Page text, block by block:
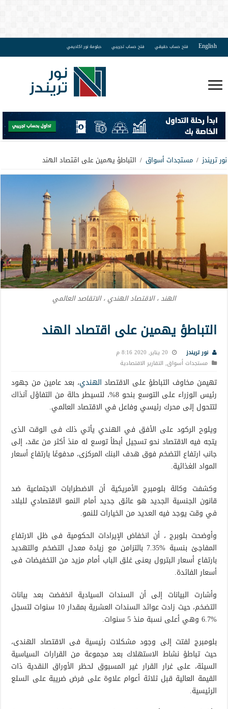
English فتح حساب حقيقي فتح حساب تجريبي دبلومة نور اكاديمي
نور تريندز / مستجدات أسواق / التباطؤ يهمين على اقتصاد الهند
الهند ، الاقتصاد الهندي ، الاتقاصد العالمي
التباطؤ يهمين على اقتصاد الهند
نور تريندز
20 يناير, 2020 8:16 م
مستجدات أسواق, التقارير الاقتصادية
تهيمن مخاوف التباطؤ على الاقتصاد الهندي، بعد عامين من جهود
رئيس الوزراء على التوسع بنحو 8%، لتسيطر حالة من التفاؤل آنذاك
لتتحول إلى محرك رئيسي وفاعل في الاقتصاد العالمي.
ويلوح الركود على الأفق في الهندي يأتي ذلك فى الوقت الذى
يتجه فيه الاقتصاد نحو تسجيل أبطأ توسع له منذ أكثر من عقد، إلى
جانب ارتفاع التضخم فوق هدف البنك المركزى، مدفوعًا بارتفاع أسعار
المواد الغذائية.
وكشفت وكالة بلومبرج الأمريكية أن الاضطرابات الاجتماعية ضد
قانون الجنسية الجديد هو عائق جديد أمام النمو الاقتصادي للبلاد
في وقت يوجد فيه العديد من الخيارات للنمو.
وأوضحت بلوبرج ، أن انخفاض الإيرادات الحكومية فى ظل الارتفاع
المفاجئ بنسبة %7.35 بالتزامن مع زيادة معدل التضخم والتهديد
بارتفاع أسعار البترول يعنى غلق الباب أمام مزيد من التخفيضات فى
أسعار الفائدة.
وأشارت البيانات إلى أن السندات السيادية انخفضت بعد بيانات
التضخم، حيث زادت عوائد السندات العشرية بمقدار 10 سنوات لتسجل
%6.7 وهي أعلى نسبة منذ 5 سنوات.
بلومبرج لفتت إلى وجود مشكلات رئيسية فى الاقتصاد الهندى،
حيث تباطؤ نشاط الاستهلاك بعد مجموعة من القرارات السياسية
السيئة، على غرار القرار غير المسبوق لحظر الأوراق النقدية ذات
القيمة العالية قبل ثلاثة أعوام علاوة على فرض ضريبة على السلع
الرئيسية.